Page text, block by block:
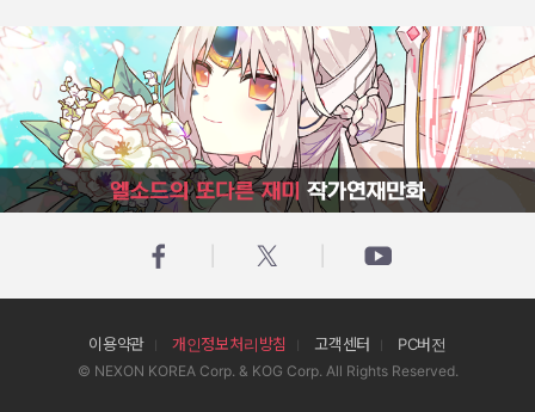
엘소드의 또다른 재미 작가연재만화
이용약관 개인정보처리방침 고객센터 PC버전
© NEXON KOREA Corp. & KOG Corp. All Rights Reserved.